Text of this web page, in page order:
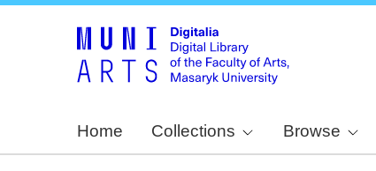
Home Collections Browse